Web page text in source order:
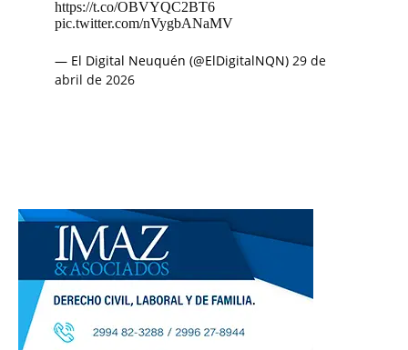
https://t.co/OBVYQC2BT6
pic.twitter.com/nVygbANaMV
— El Digital Neuquén (@ElDigitalNQN) 29 de
abril de 2026